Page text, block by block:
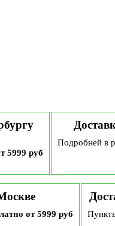
5999 руб
Подробней в
от 5999 руб